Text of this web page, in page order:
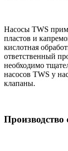
Насосы TWS
пластов и
кислотная
ответственный
необходимо
насосов TWS у
клапаны.